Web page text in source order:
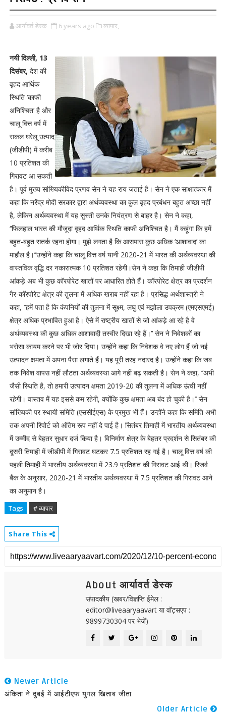
आर्यावर्त डेस्क 6 years ago व्यापार,
नयी दिल्ली, 13
दिसंबर, देश की
वृहद आर्थिक
स्थिति ‘काफी
अनिश्चित’ है और
चालू वित्त वर्ष में
सकल घरेलू उत्पाद
(जीडीपी) में करीब
10 प्रतिशत की
गिरावट आ सकती
है। पूर्व मुख्य सांख्यिकीविद प्रणव सेन ने यह राय जताई है। सेन ने एक साक्षात्कार में
कहा कि नरेंद्र मोदी सरकार द्वारा अर्थव्यवस्था का कुल वृहद प्रबंधन बहुत अच्छा नहीं
है, लेकिन अर्थव्यवस्था में यह सुस्ती उनके नियंत्रण से बाहर है। सेन ने कहा,
‘‘फिलहाल भारत की मौजूदा वृहद आर्थिक स्थिति काफी अनिश्चित है। मैं कहूंगा कि हमें
बहुत-बहुत सतर्क रहना होगा। मुझे लगता है कि आसपास कुछ अधिक ‘आशावाद’ का
माहौल है।’’उन्होंने कहा कि चालू वित्त वर्ष यानी 2020-21 में भारत की अर्थव्यवस्था की
वास्तविक वृद्धि दर नकारात्मक 10 प्रतिशत रहेगी।सेन ने कहा कि तिमाही जीडीपी
आंकड़े अब भी कुछ कॉरपोरेट खातों पर आधारित होते हैं। कॉरपोरेट क्षेत्र का प्रदर्शन
गैर-कॉरपोरेट क्षेत्र की तुलना में अधिक खराब नहीं रहा है। प्रसिद्ध अर्थशास्त्री ने
कहा, ‘‘हमें पता है कि कंपनियों की तुलना में सूक्ष्म, लघु एवं मझोला उपक्रम (एमएसएमई)
क्षेत्र अधिक प्रभावित हुआ है। ऐसे में राष्ट्रीय खातों से जो आंकड़े आ रहे है वे
अर्थव्यवस्था की कुछ अधिक आशावादी तस्वीर दिखा रहे हैं।’’ सेन ने निवेशकों का
भरोसा कायम करने पर भी जोर दिया। उन्होंने कहा कि निवेशक वे नए लोग हैं जो नई
उत्पादन क्षमता में अपना पैसा लगाते हैं। यह पूरी तरह नदारद है। उन्होंने कहा कि जब
तक निवेश वापस नहीं लौटता अर्थव्यवस्था आगे नहीं बढ़ सकती है। सेन ने कहा, ‘‘अभी
जैसी स्थिति है, तो हमारी उत्पादन क्षमता 2019-20 की तुलना में अधिक ऊंची नहीं
रहेगी। वास्तव में यह इससे कम रहेगी, क्योंकि कुछ क्षमता अब बंद हो चुकी है।’’ सेन
सांख्यिकी पर स्थायी समिति (एससीईएस) के प्रमुख भी हैं। उन्होंने कहा कि समिति अभी
तक अपनी रिपोर्ट को अंतिम रूप नहीं दे पाई है। सितंबर तिमाही में भारतीय अर्थव्यवस्था
में उम्मीद से बेहतर सुधार दर्ज किया है। विनिर्माण क्षेत्र के बेहतर प्रदर्शन से सितंबर की
दूसरी तिमाही में जीडीपी में गिरावट घटकर 7.5 प्रतिशत रह गई है। चालू वित्त वर्ष की
पहली तिमाही में भारतीय अर्थव्यवस्था में 23.9 प्रतिशत की गिरावट आई थी। रिजर्व
बैंक के अनुसार, 2020-21 में भारतीय अर्थव्यवस्था में 7.5 प्रतिशत की गिरावट आने
का अनुमान है।
Tags # व्यापार
Share This
About आर्यावर्त डेस्क
संपादकीय (खबर/विज्ञप्ति ईमेल :
editor@liveaaryaavart या वॉट्सएप :
9899730304 पर भेजें)
Newer Article
अंकिता ने दुबई में आईटीएफ युगल खिताब जीता
Older Article